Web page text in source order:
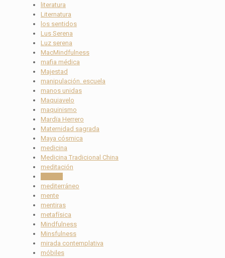
literatura
Liternatura
los sentidos
Lus Serena
Luz serena
MacMindfulness
mafia médica
Majestad
manipulación. escuela
manos unidas
Maquiavelo
maquinismo
Mardïa Herrero
Maternidad sagrada
Maya cósmica
medicina
Medicina Tradicional China
meditación
mediterráneo
mente
mentiras
metafísica
Mindfulness
Minsfulness
mirada contemplativa
móbiles